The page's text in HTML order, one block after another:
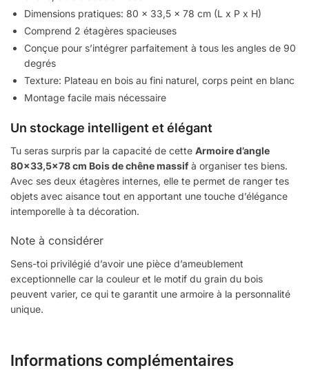
Dimensions pratiques: 80 x 33,5 x 78 cm (L x P x H)
Comprend 2 étagères spacieuses
Conçue pour s’intégrer parfaitement à tous les angles de 90
degrés
Texture: Plateau en bois au fini naturel, corps peint en blanc
Montage facile mais nécessaire
Un stockage intelligent et élégant
Tu seras surpris par la capacité de cette Armoire d’angle
80×33,5×78 cm Bois de chêne massifà organiser tes biens.
Avec ses deux étagères internes, elle te permet de ranger tes
objets avec aisance tout en apportant une touche d’élégance
intemporelle à ta décoration.
Note à considérer
Sens-toi privilégié d’avoir une pièce d’ameublement
exceptionnelle car la couleur et le motif du grain du bois
peuvent varier, ce qui te garantit une armoire à la personnalité
unique.
Informations complémentaires